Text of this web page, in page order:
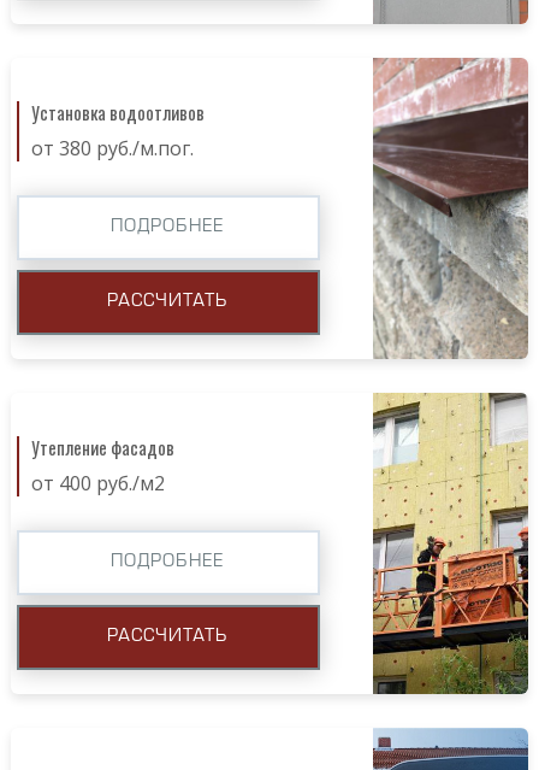
Установка водоотливов
от 380 руб./м.пог.
ПОДРОБНЕЕ
РАССЧИТАТЬ
Утепление фасадов
от 400 руб./м2
ПОДРОБНЕЕ
РАССЧИТАТЬ